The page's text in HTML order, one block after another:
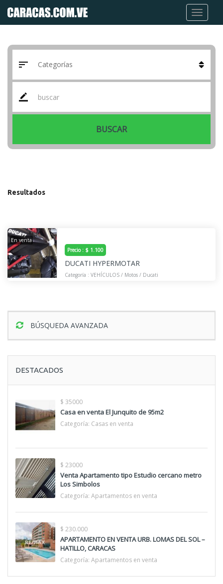
BUSCAR
Resultados
En venta
Precio : $ 1.100
DUCATI HYPERMOTAR
Categoría : VEHÍCULOS / Motos / Ducati
BÚSQUEDA AVANZADA
DESTACADOS
$ 35000
Casa en venta El Junquito de 95m2
Categoría: Casas en venta
$ 23000
Venta Apartamento tipo Estudio cercano metro
Los Simbolos
Categoría: Apartamentos en venta
$ 230.000
APARTAMENTO EN VENTA URB. LOMAS DEL SOL –
HATILLO, CARACAS
Categoría: Apartamentos en venta